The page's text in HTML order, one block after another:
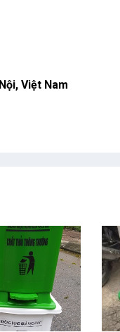
Việt Nam